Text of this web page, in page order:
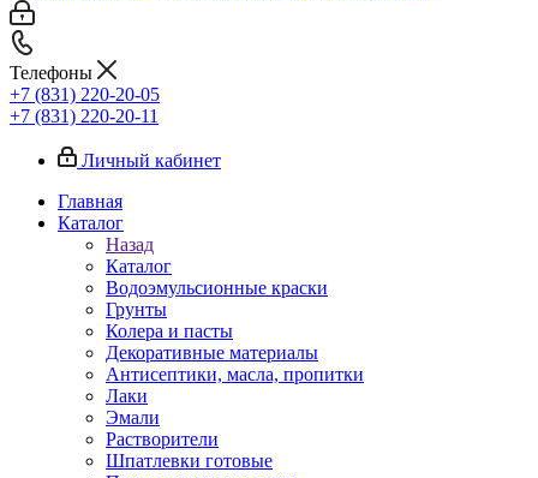
Телефоны
+7 (831) 220-20-05
+7 (831) 220-20-11
Личный кабинет
Главная
Каталог
Назад
Каталог
Водоэмульсионные краски
Грунты
Колера и пасты
Декоративные материалы
Антисептики, масла, пропитки
Лаки
Эмали
Растворители
Шпатлевки готовые